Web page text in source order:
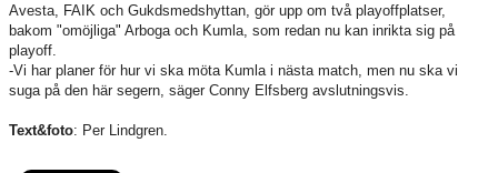
Avesta, FAIK och Gukdsmedshyttan, gör upp om två playoffplatser,
bakom "omöjliga" Arboga och Kumla, som redan nu kan inrikta sig på
playoff.
-Vi har planer för hur vi ska möta Kumla i nästa match, men nu ska vi
suga på den här segern, säger Conny Elfsberg avslutningsvis.
Text&foto: Per Lindgren.